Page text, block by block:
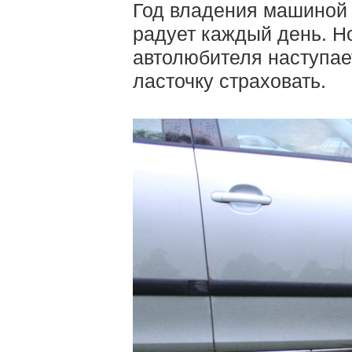
Год владения машиной
радует каждый день.
автолюбителя
ласточку страховать.